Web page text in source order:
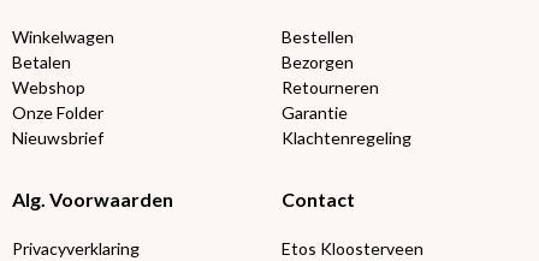
Winkelwagen
Betalen
Webshop
Onze Folder
Nieuwsbrief
Bestellen
Bezorgen
Retourneren
Garantie
Klachtenregeling
Alg. Voorwaarden
Privacyverklaring
Contact
Etos Kloosterveen